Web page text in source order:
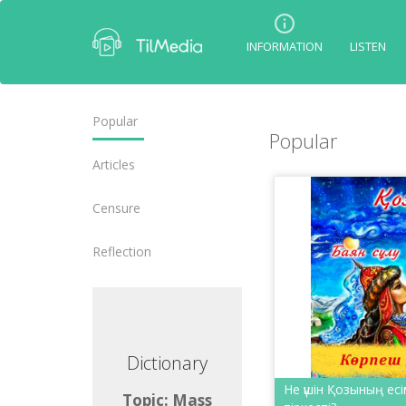
INFORMATION LISTEN
Popular
Articles
Censure
Reflection
Dictionary
Topic: Mass
Popular
Не үшін Қозының